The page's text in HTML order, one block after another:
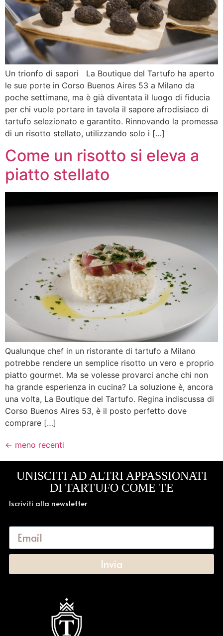
Un trionfo di sapori La Boutique del Tartufo ha aperto
le sue porte in Corso Buenos Aires 53 a Milano da
poche settimane, ma è già diventata il luogo di fiducia
per chi vuole portare in tavola il sapore afrodisiaco di
tartufo selezionato e garantito. Rinnovando la promessa
di un risotto stellato, utilizzando solo i […]
Come un risotto si eleva a
piatto stellato
Qualunque chef in un ristorante di tartufo a Milano
potrebbe rendere un semplice risotto un vero e proprio
piatto gourmet. Ma se volesse provarci anche chi non
ha grande esperienza in cucina? La soluzione è, ancora
una volta, La Boutique del Tartufo. Regina indiscussa di
Corso Buenos Aires 53, è il posto perfetto dove
comprare […]
← meno recenti
UNISCITI AD ALTRI APPASSIONATI
DI TARTUFO COME TE
Iscriviti alla newsletter
Invia